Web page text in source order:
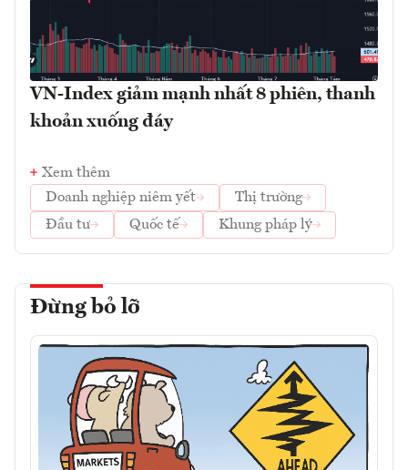
VN-Index giảm mạnh nhất 8 phiên, thanh
khoản xuống đáy
Xem thêm
Doanh nghiệp niêm yết
Thị trường
Đầu tư
Quốc tế Khung pháp lý
Đừng bỏ lỡ